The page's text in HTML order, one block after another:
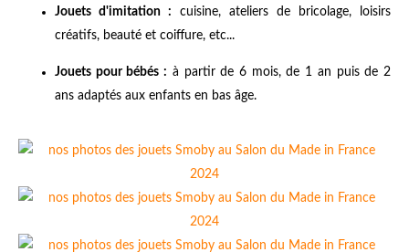
Jouets d'imitation : cuisine, ateliers de bricolage, loisirs
créatifs, beauté et coiffure, etc...
Jouets pour bébés : à partir de 6 mois, de 1 an puis de 2
ans adaptés aux enfants en bas âge.